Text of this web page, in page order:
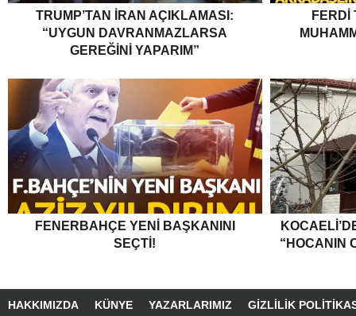
TRUMP’TAN İRAN AÇIKLAMASI:
“UYGUN DAVRANMAZLARSA
GEREĞINI YAPARIM”
FERDI
FENERBAHÇE YENI BAŞKANINI
SEÇTI!
“HOCANIN
HAKKIMIZDA KÜNYE YAZARLARIMIZ GIZLILIK